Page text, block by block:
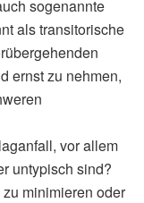
sogenannte
als transitorische
ernst zu nehmen,
vor allem
untypisch sind?
minimieren oder